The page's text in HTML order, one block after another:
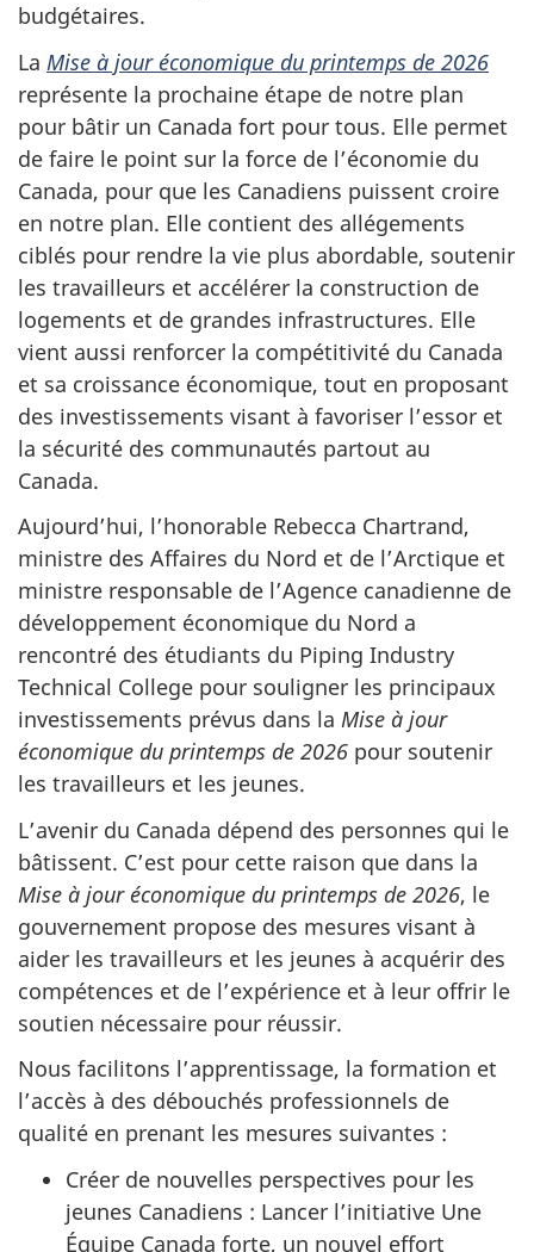
budgétaires.
La Mise à jour économique du printemps de 2026
représente la prochaine étape de notre plan
pour bâtir un Canada fort pour tous. Elle permet
de faire le point sur la force de l’économie du
Canada, pour que les Canadiens puissent croire
en notre plan. Elle contient des allégements
ciblés pour rendre la vie plus abordable, soutenir
les travailleurs et accélérer la construction de
logements et de grandes infrastructures. Elle
vient aussi renforcer la compétitivité du Canada
et sa croissance économique, tout en proposant
des investissements visant à favoriser l’essor et
la sécurité des communautés partout au
Canada.
Aujourd’hui, l’honorable Rebecca Chartrand,
ministre des Affaires du Nord et de l’Arctique et
ministre responsable de l’Agence canadienne de
développement économique du Nord a
rencontré des étudiants du Piping Industry
Technical College pour souligner les principaux
investissements prévus dans la Mise à jour
économique du printemps de 2026 pour soutenir
les travailleurs et les jeunes.
L’avenir du Canada dépend des personnes qui le
bâtissent. C’est pour cette raison que dans la
Mise à jour économique du printemps de 2026, le
gouvernement propose des mesures visant à
aider les travailleurs et les jeunes à acquérir des
compétences et de l’expérience et à leur offrir le
soutien nécessaire pour réussir.
Nous facilitons l’apprentissage, la formation et
l’accès à des débouchés professionnels de
qualité en prenant les mesures suivantes :
Créer de nouvelles perspectives pour les
jeunes Canadiens : Lancer l’initiative Une
Équipe Canada forte, un nouvel effort